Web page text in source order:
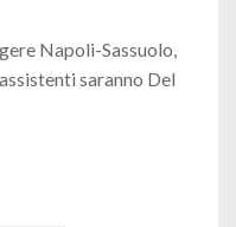
Napoli-Sassuolo,
saranno Del